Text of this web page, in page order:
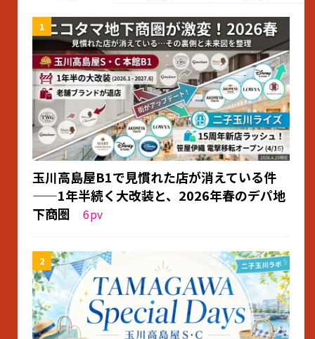
玉川高島屋B1で見慣れた店が消えている件
——1年半続く大改装と、2026年春のデパ地
下商圏
6pv